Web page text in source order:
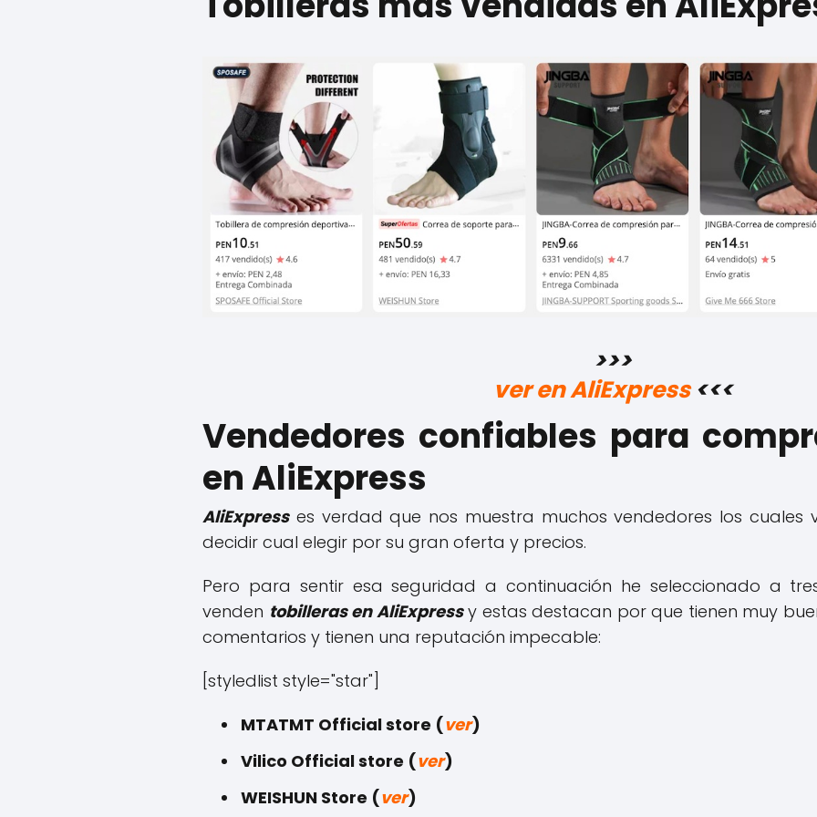
>>>
ver en AliExpress<<<
Vendedores confiables para
en AliExpress
AliExpresses verdad que nos muestra muchos vendedores los cuales
decidir cual elegir por su gran oferta y precios.
Pero para sentir esa seguridad a continuación he seleccionado a
venden tobilleras en AliExpressy estas destacan por que tienen muy
comentarios y tienen una reputación impecable:
[styledlist style="star"]
MTATMT Official store (ver)
Vilico Official store (ver)
WEISHUN Store (ver)